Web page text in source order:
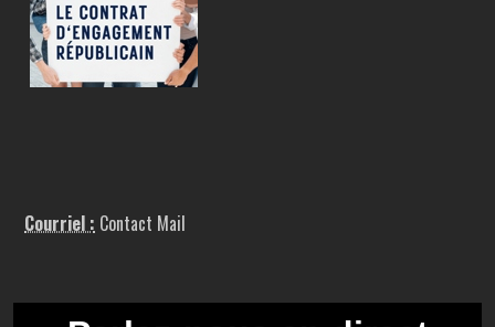
Courriel : Contact Mail